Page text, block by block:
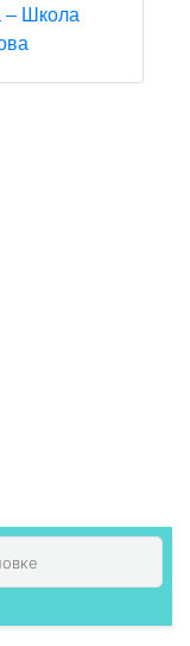
– Школа